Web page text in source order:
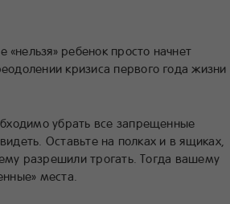
ребенок просто начнет
кризиса первого года жизни
убрать все запрещенные
Оставьте на полках и в ящиках,
разрешили трогать. Тогда вашему
места.